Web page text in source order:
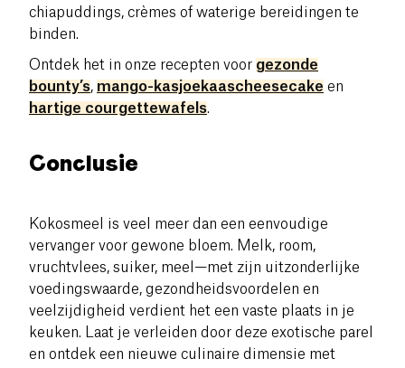
chiapuddings, crèmes of waterige bereidingen te
binden.
Ontdek het in onze recepten voor gezonde
bounty’s, mango-kasjoekaascheesecake en
hartige courgettewafels.
Conclusie
Kokosmeel is veel meer dan een eenvoudige
vervanger voor gewone bloem. Melk, room,
vruchtvlees, suiker, meel—met zijn uitzonderlijke
voedingswaarde, gezondheidsvoordelen en
veelzijdigheid verdient het een vaste plaats in je
keuken. Laat je verleiden door deze exotische parel
en ontdek een nieuwe culinaire dimensie met